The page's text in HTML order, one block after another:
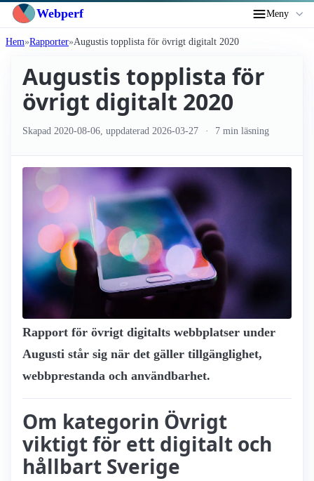
Webperf Meny
Hem Rapporter Augustis topplista för övrigt digitalt 2020
Augustis topplista för
övrigt digitalt 2020
Skapad 2020-08-06 , uppdaterad 2026-03-27 7 min läsning
Rapport för övrigt digitalts webbplatser under
Augusti står sig när det gäller tillgänglighet,
webbprestanda och användbarhet.
Om kategorin Övrigt
viktigt för ett digitalt och
hållbart Sverige